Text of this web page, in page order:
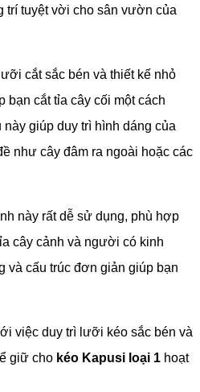
trí tuyệt vời cho sân vườn của
cắt sắc bén và thiết kế nhỏ
bạn cắt tỉa cây cối một cách
giúp duy trì hình dáng của
như cây đâm ra ngoài hoặc các
này rất dễ sử dụng, phù hợp
cây cảnh và người có kinh
và cấu trúc đơn giản giúp bạn
việc duy trì lưỡi kéo sắc bén và
giữ cho kéo Kapusi loại 1 hoạt